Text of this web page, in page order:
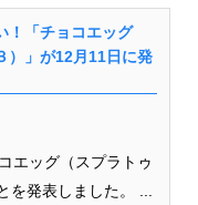
！「チョコエッグ
）」が12月11日に発
エッグ（スプラトゥ
を発表しました。 ...